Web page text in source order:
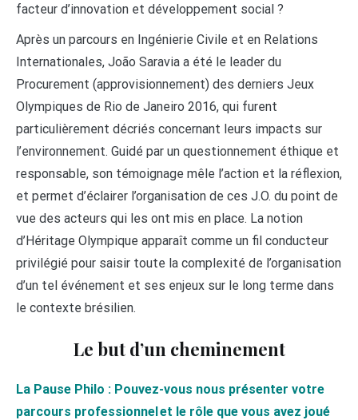
facteur d’innovation et développement social ?
Après un parcours en Ingénierie Civile et en Relations
Internationales, João Saravia a été le leader du
Procurement (approvisionnement) des derniers Jeux
Olympiques de Rio de Janeiro 2016, qui furent
particulièrement décriés concernant leurs impacts sur
l’environnement. Guidé par un questionnement éthique et
responsable, son témoignage mêle l’action et la réflexion,
et permet d’éclairer l’organisation de ces J.O. du point de
vue des acteurs qui les ont mis en place. La notion
d’Héritage Olympique apparaît comme un fil conducteur
privilégié pour saisir toute la complexité de l’organisation
d’un tel événement et ses enjeux sur le long terme dans
le contexte brésilien.
Le but d’un cheminement
La Pause Philo : Pouvez-vous nous présenter votre
parcours professionnel et le rôle que vous avez joué